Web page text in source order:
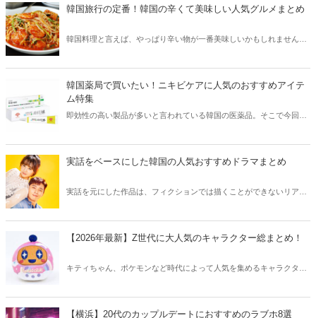
韓国旅行の定番！韓国の辛くて美味しい人気グルメまとめ
韓国料理と言えば、やっぱり辛い物が一番美味しいかもしれません。
方も必見です。
韓国薬局で買いたい！ニキビケアに人気のおすすめアイテ
ム特集
即効性の高い製品が多いと言われている韓国の医薬品。そこで今回は
う。
実話をベースにした韓国の人気おすすめドラマまとめ
実話を元にした作品は、フィクションでは描くことができないリアル
【2026年最新】Z世代に大人気のキャラクター総まとめ！
キティちゃん、ポケモンなど時代によって人気を集めるキャラクター
クしてみましょう。
【横浜】20代のカップルデートにおすすめのラブホ8選